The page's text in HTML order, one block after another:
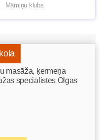
Māmiņu klubs
masāža, ķermeņa
speciālistes Olgas